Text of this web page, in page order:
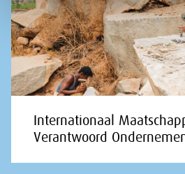
Internationaal
Verantwoord